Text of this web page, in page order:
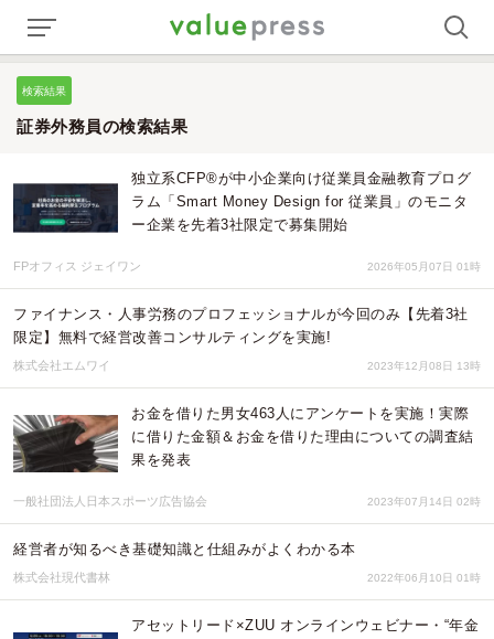
検索結果
証券外務員の検索結果
独立系CFP®が中小企業向け従業員金融教育プログ
ラム「Smart Money Design for 従業員」のモニタ
ー企業を先着3社限定で募集開始
FPオフィス ジェイワン 2026年05月07日 01時
ファイナンス・人事労務のプロフェッショナルが今回のみ【先着3社
限定】無料で経営改善コンサルティングを実施!
株式会社エムワイ 2023年12月08日 13時
お金を借りた男女463人にアンケートを実施！実際
に借りた金額＆お金を借りた理由についての調査結
果を発表
一般社団法人日本スポーツ広告協会 2023年07月14日 02時
経営者が知るべき基礎知識と仕組みがよくわかる本
株式会社現代書林 2022年06月10日 01時
アセットリード×ZUU オンラインウェビナー・“年金